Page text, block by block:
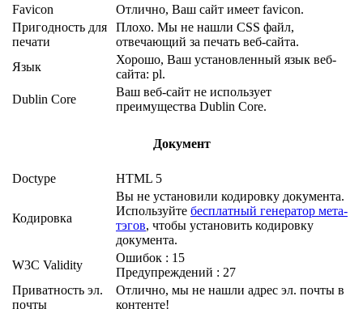
Favicon
Отлично, Ваш сайт имеет favicon.
Пригодность для
печати
Плохо. Мы не нашли CSS файл,
отвечающий за печать веб-сайта.
Язык
Хорошо, Ваш установленный язык веб-
сайта: pl.
Dublin Core
Ваш веб-сайт не использует
преимущества Dublin Core.
Документ
Doctype HTML 5
Кодировка
Вы не установили кодировку документа.
Используйте бесплатный генератор мета-
тэгов, чтобы установить кодировку
документа.
W3C Validity
Ошибок : 15
Предупреждений : 27
Приватность эл.
почты
Отлично, мы не нашли адрес эл. почты в
контенте!